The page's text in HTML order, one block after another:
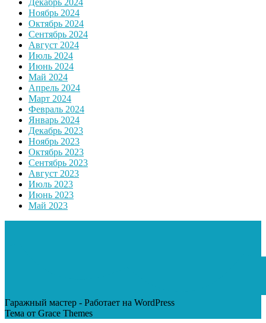
Ноябрь 2024
Октябрь 2024
Сентябрь 2024
Август 2024
Июль 2024
Июнь 2024
Май 2024
Апрель 2024
Март 2024
Февраль 2024
Январь 2024
Декабрь 2023
Ноябрь 2023
Октябрь 2023
Сентябрь 2023
Август 2023
Июль 2023
Июнь 2023
Май 2023
Гаражный мастер - Работает на WordPress
Тема от Grace Themes